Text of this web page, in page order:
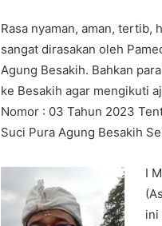
Rasa nyaman, aman, tertib,
sangat dirasakan oleh
Agung Besakih. Bahkan
ke Besakih agar mengikuti
Nomor : 03 Tahun 2023
Suci Pura Agung Besakih
I
ini